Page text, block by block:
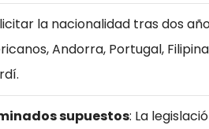
la nacionalidad tras dos
Andorra, Portugal,
supuestos: La